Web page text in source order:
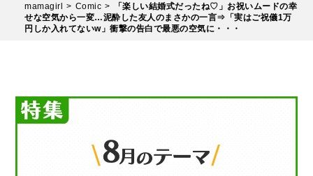
mamagirl Comic
「楽しい結婚式だったね♡」お祝いムードの幸
せな空気から一変…泥酔した友人のまさかの一言⇒「実はご祝儀1万
円しか入れてないw」衝撃の告白で最悪の空気に・・・